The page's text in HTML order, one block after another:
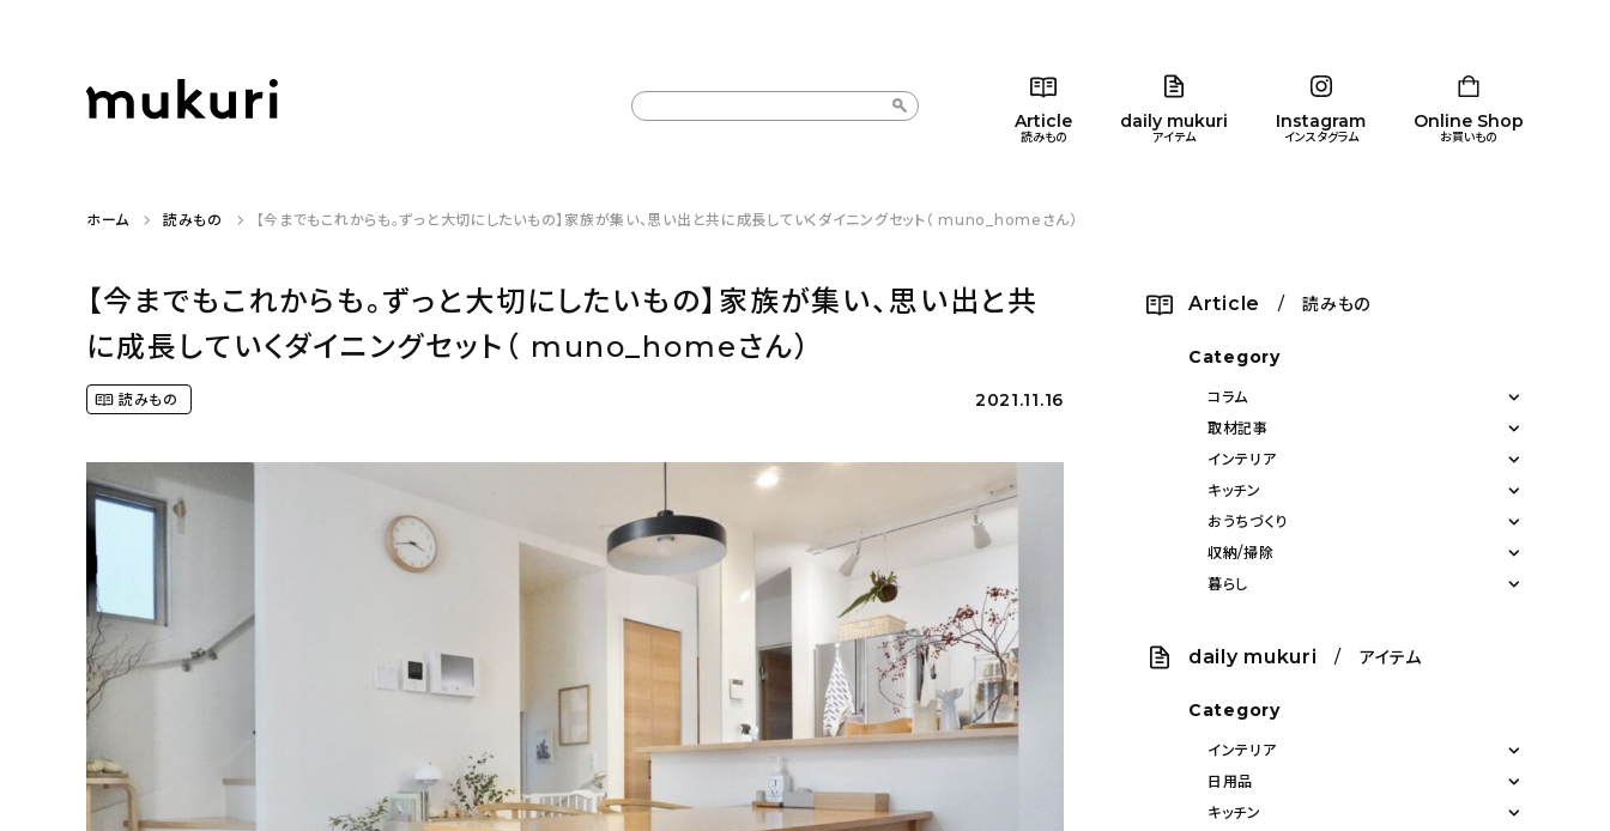
Article
読みもの
daily mukuri
アイテム
Instagram
インスタグラム
Online Shop
お買いもの
カテゴリー一覧 コラム
カテゴリー一覧 インテリア
ホーム 読みもの 【今までもこれからも。ずっと大切にしたいもの】家族が集い、思い出と共に成長していくダイニングセット（ muno_homeさん）
【今までもこれからも。ずっと大切にしたいもの】家族が集い、思い出と共
に成長していくダイニングセット（ muno_homeさん）
読みもの 2021.11.16
Article / 読みもの
Category
コラム
取材記事
インテリア
キッチン
おうちづくり
収納/掃除
暮らし
daily mukuri / アイテム
Category
インテリア
日用品
キッチン